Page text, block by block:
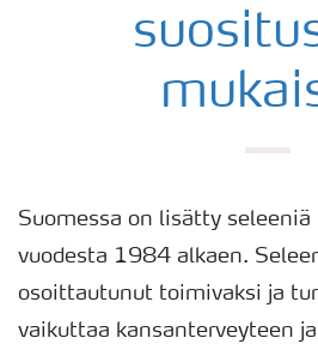
Suomessa on lisätty
vuodesta 1984 alkaen.
osoittautunut toimivaksi ja
vaikuttaa kansanterveyteen